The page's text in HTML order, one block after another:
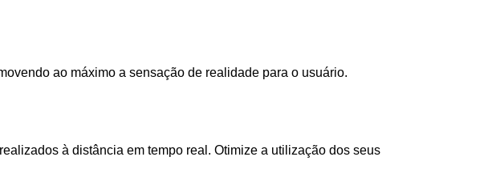
ao máximo a sensação de realidade para o usuário.
à distância em tempo real. Otimize a utilização dos seus